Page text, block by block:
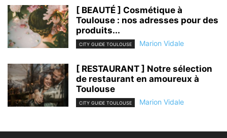
[ BEAUTÉ ] Cosmétique à
Toulouse : nos adresses pour des
produits...
CITY GUIDE TOULOUSE Marion Vidale
[ RESTAURANT ] Notre sélection
de restaurant en amoureux à
Toulouse
CITY GUIDE TOULOUSE Marion Vidale